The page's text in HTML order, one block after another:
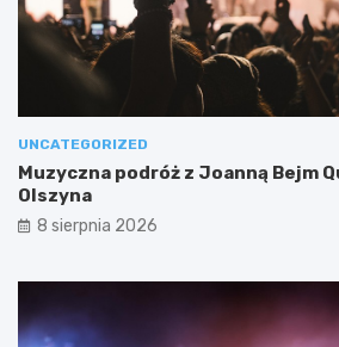
UNCATEGORIZED
Muzyczna podróż z Joanną Bejm
Olszyna
8 sierpnia 2026